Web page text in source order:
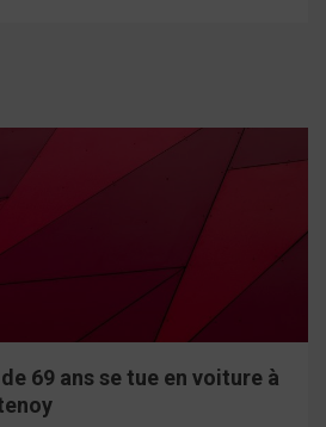
69 ans se tue en voiture à